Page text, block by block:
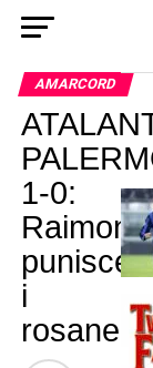
AMARCORD
1-0:
punisce
i
rosanero